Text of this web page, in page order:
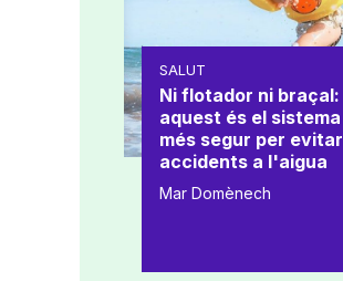
SALUT
Ni flotador ni braçal:
aquest és el sistema
més segur per evitar
accidents a l'aigua
Mar Domènech